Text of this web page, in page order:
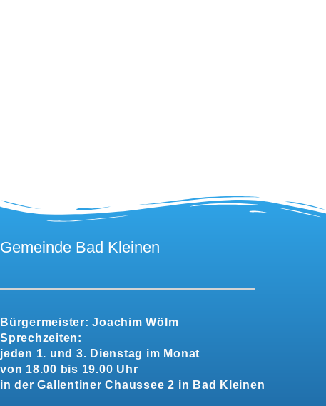
Gemeinde Bad Kleinen
Bürgermeister: Joachim Wölm
Sprechzeiten:
jeden 1. und 3. Dienstag im Monat
von 18.00 bis 19.00 Uhr
in der Gallentiner Chaussee 2 in Bad Kleinen